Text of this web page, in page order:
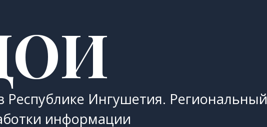
Республике Ингушетия. Региональный
информации